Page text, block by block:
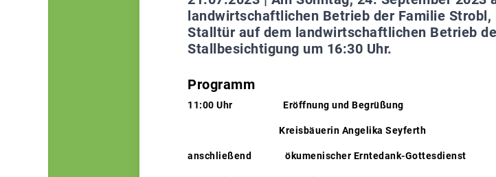
landwirtschaftlichen Betrieb der Familie
Stalltür auf dem landwirtschaftlichen Betrieb
Stallbesichtigung um 16:30 Uhr.
Programm
11:00 Uhr Eröffnung und Begrüßung
Kreisbäuerin Angelika Seyferth
anschließend ökumenischer Erntedank-Gottesdienst